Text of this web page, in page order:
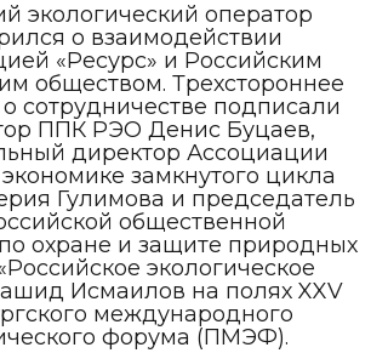
экологический оператор
о взаимодействии
«Ресурс» и Российским
обществом. Трехстороннее
сотрудничестве подписали
ППК РЭО Денис Буцаев,
директор Ассоциации
замкнутого цикла
Гулимова и председатель
общественной
охране и защите природных
экологическое
Исмаилов на полях XXV
международного
форума (ПМЭФ).